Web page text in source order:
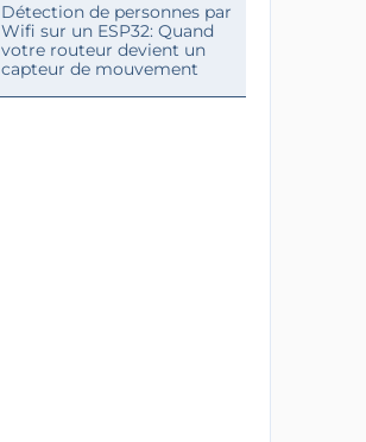
Détection de personnes par
Wifi sur un ESP32: Quand
votre routeur devient un
capteur de mouvement